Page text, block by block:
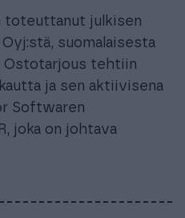
toteuttanut julkisen
suomalaisesta
Ostotarjous tehtiin
ja sen aktiivisena
Softwaren
joka on johtava